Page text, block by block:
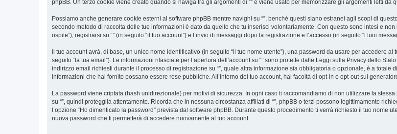
phpBB. Un terzo cookie viene creato quando si naviga tra gli argomenti di “” e viene usato per memorizzare gli argomenti letti
Possiamo anche generare cookie esterni al software phpBB mentre navighi su “”, benché questi siano estranei agli scopi di
secondo metodo di raccolta delle tue informazioni è dato da quello che tu inserisci volontariamente. Con questo sono intesi e
ospite”), registrarsi su “” (in seguito “il tuo account”) e l’invio di messaggi dopo la registrazione e l’accesso (in seguito “i tuoi
Il tuo account avrà, di base, un unico nome identificativo (in seguito “il tuo nome utente”), una password da usare per accedere
seguito “la tua email”). Le informazioni rilasciate per l’apertura dell’account su “” sono protette dalle Leggi sulla Privacy dello
indirizzo email richiesti durante il processo di registrazione su “”, quale altra informazione sia obbligatoria o opzionale, è a totale
informazioni che hai fornito possano essere rese pubbliche. All’interno del tuo account, hai facoltà di opt-in o opt-out sul
La password viene criptata (hash unidirezionale) per motivi di sicurezza. In ogni caso ti raccomandiamo di non utilizzare la
su “”, quindi proteggila attentamente. Ricorda che in nessuna circostanza affiliati di “”, phpBB o terzi possono legittimamente
l’opzione “Ho dimenticato la password” prevista dal software phpBB. Durante questo procedimento ti verrà richiesto il tuo nome
nuova password che ti permetterà di accedere nuovamente al tuo account.